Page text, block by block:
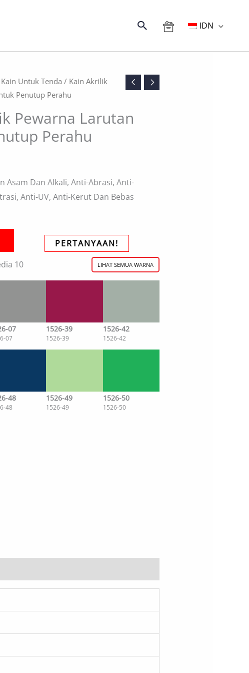
Mencari IDN
Kain Untuk Tenda / Kain Akrilik
Penutup Perahu
Pewarna Larutan
Perahu
Asam Dan Alkali, Anti-Abrasi, Anti-
Anti-UV, Anti-Kerut Dan Bebas
PERTANYAAN!
10
LIHAT SEMUA WARNA
07
07
1526-39
1526-39
1526-42
1526-42
48
48
1526-49
1526-49
1526-50
1526-50